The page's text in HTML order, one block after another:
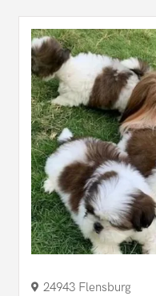
24943 Flensburg